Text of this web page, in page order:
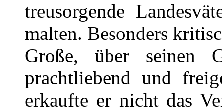
treusorgende
malten. Besonders
Große, über seinen
prachtliebend und
erkaufte er nicht das